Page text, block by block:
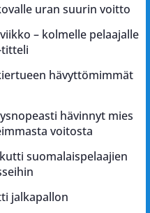
uran suurin voitto
– kolmelle pelaajalle
titteli
hävyttömimmät
hävinnyt mies
voitosta
suomalaispelaajien
jalkapallon